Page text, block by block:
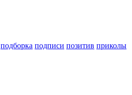
подборка подписи позитив приколы